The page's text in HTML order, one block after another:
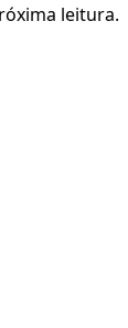
leitura.